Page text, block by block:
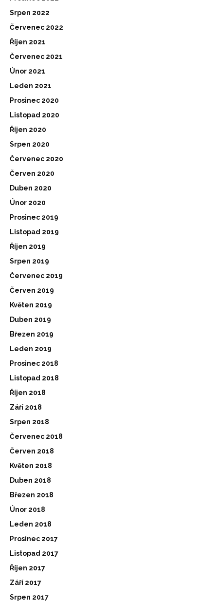
Srpen 2022
Červenec 2022
Říjen 2021
Červenec 2021
Únor 2021
Leden 2021
Prosinec 2020
Listopad 2020
Říjen 2020
Srpen 2020
Červenec 2020
Červen 2020
Duben 2020
Únor 2020
Prosinec 2019
Listopad 2019
Říjen 2019
Srpen 2019
Červenec 2019
Červen 2019
Květen 2019
Duben 2019
Březen 2019
Leden 2019
Prosinec 2018
Listopad 2018
Říjen 2018
Září 2018
Srpen 2018
Červenec 2018
Červen 2018
Květen 2018
Duben 2018
Březen 2018
Únor 2018
Leden 2018
Prosinec 2017
Listopad 2017
Říjen 2017
Září 2017
Srpen 2017